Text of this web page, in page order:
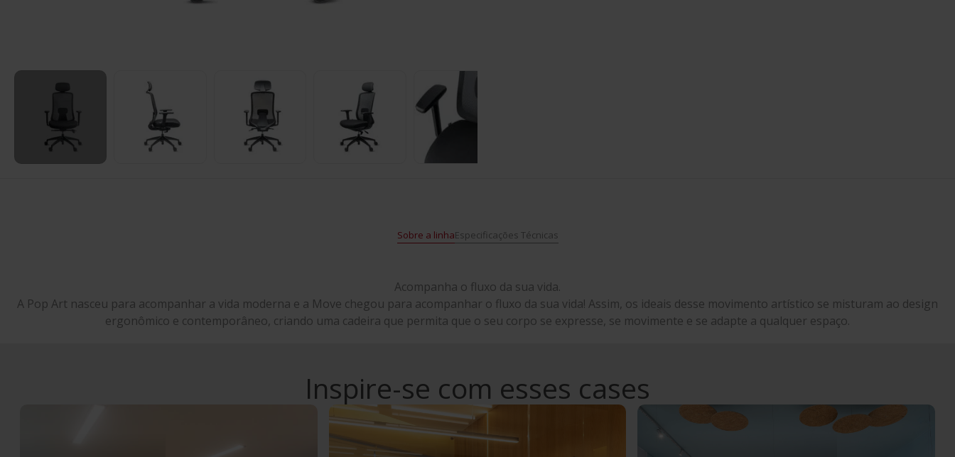
Sobre a linhaEspecificações Técnicas
Acompanha o fluxo da sua vida.
A Pop Art nasceu para acompanhar a vida moderna e a Move chegou para acompanhar o fluxo da sua vida! Assim, os ideais desse movimento artístico se misturam ao design
ergonômico e contemporâneo, criando uma cadeira que permita que o seu corpo se expresse, se movimente e se adapte a qualquer espaço.
Inspire-se com esses cases